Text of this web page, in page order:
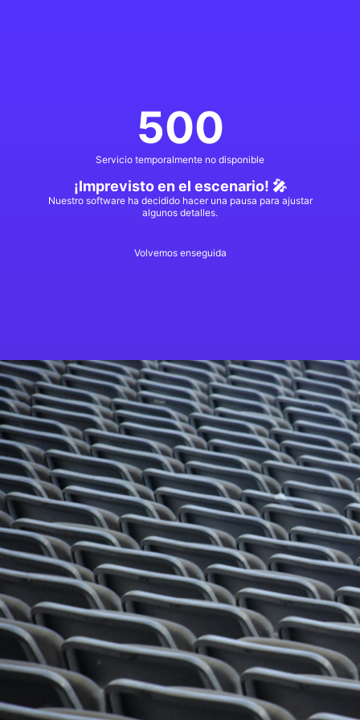
500
Servicio temporalmente no disponible
¡Imprevisto en el escenario! 🎤
Nuestro software ha decidido hacer una pausa para ajustar
algunos detalles.
Volvemos enseguida